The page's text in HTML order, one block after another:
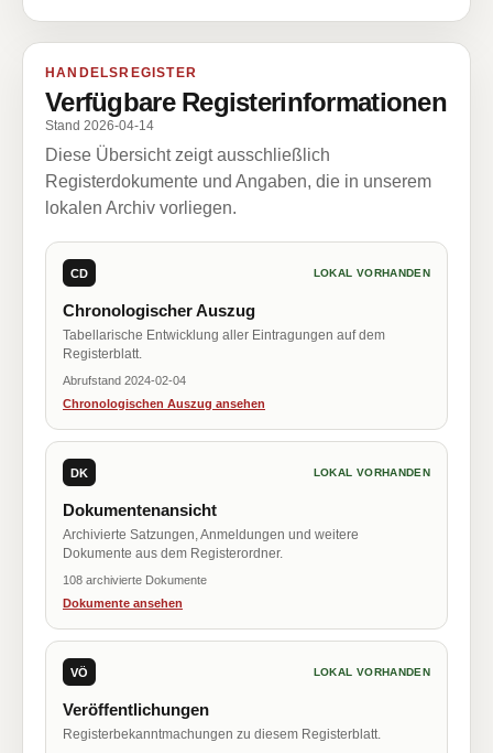
HANDELSREGISTER
Verfügbare Registerinformationen
Stand 2026-04-14
Diese Übersicht zeigt ausschließlich
Registerdokumente und Angaben, die in unserem
lokalen Archiv vorliegen.
CD LOKAL VORHANDEN
Chronologischer Auszug
Tabellarische Entwicklung aller Eintragungen auf dem
Registerblatt.
Abrufstand 2024-02-04
Chronologischen Auszug ansehen
DK LOKAL VORHANDEN
Dokumentenansicht
Archivierte Satzungen, Anmeldungen und weitere
Dokumente aus dem Registerordner.
108 archivierte Dokumente
Dokumente ansehen
VÖ LOKAL VORHANDEN
Veröffentlichungen
Registerbekanntmachungen zu diesem Registerblatt.